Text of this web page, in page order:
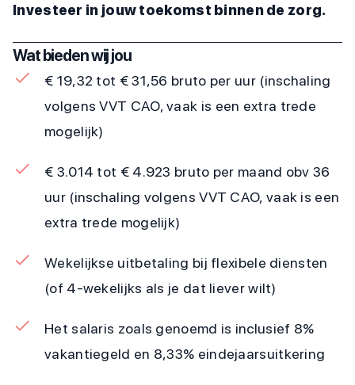
Investeer in jouw toekomst binnen de zorg.
Wat bieden wij jou
€ 19,32 tot € 31,56 bruto per uur (inschaling
volgens VVT CAO, vaak is een extra trede
mogelijk)
€ 3.014 tot € 4.923 bruto per maand obv 36
uur (inschaling volgens VVT CAO, vaak is een
extra trede mogelijk)
Wekelijkse uitbetaling bij flexibele diensten
(of 4-wekelijks als je dat liever wilt)
Het salaris zoals genoemd is inclusief 8%
vakantiegeld en 8,33% eindejaarsuitkering